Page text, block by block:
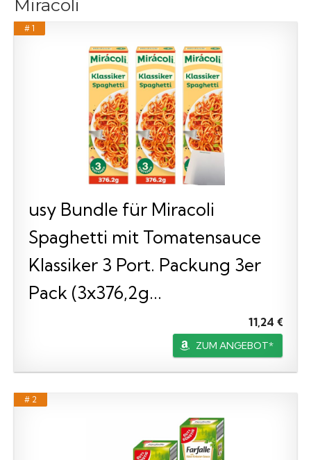
Miracoli
# 1
usy Bundle für Miracoli
Spaghetti mit Tomatensauce
Klassiker 3 Port. Packung 3er
Pack (3x376,2g...
11,24 €
ZUM ANGEBOT*
# 2